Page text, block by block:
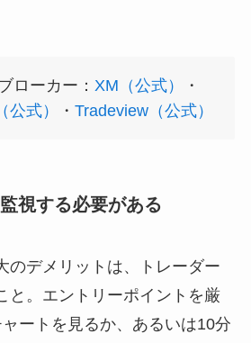
ローカー： XM（公式）
・
公式）
・Tradeview（公式）
視する必要がある
のデメリットは、トレーダー
と。エントリーポイントを厳
ートを見るか、あるいは10分